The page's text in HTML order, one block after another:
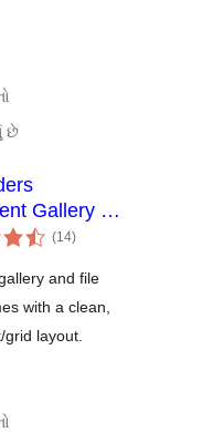
છે
Gallery &
(14કુલ
રેટિંગ્સ
)
and file
with a clean,
layout.